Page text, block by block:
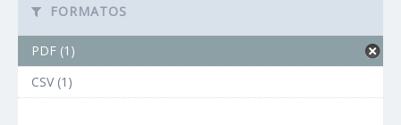
FORMATOS
PDF (1)
CSV (1)